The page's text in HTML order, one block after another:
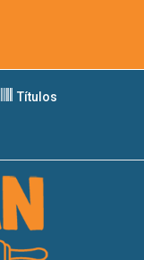
Títulos